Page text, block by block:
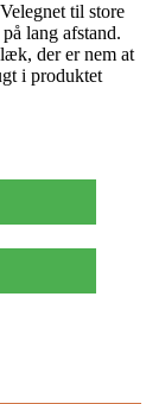
til store
lang afstand.
der er nem at
i produktet